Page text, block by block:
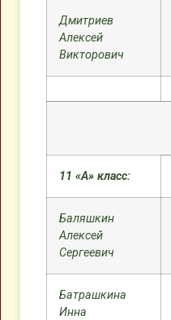
Дмитриев
Алексей
Викторович
11 «А» класс:
Баляшкин
Алексей
Сергеевич
Батрашкина
Инна